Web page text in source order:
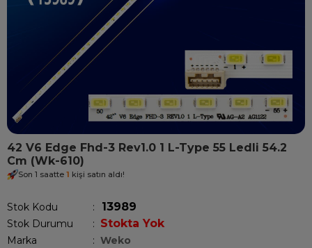
42 V6 Edge Fhd-3 Rev1.0 1 L-Type 55 Ledli 54.2
Cm (Wk-610)
Son 1 saatte 1 kişi satın aldı!
Stok Kodu 13989
Stok Durumu : Stokta Yok
Marka : Weko